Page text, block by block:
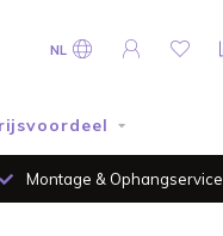
NL
Montage & Ophangservice